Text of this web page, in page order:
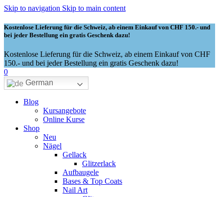
Skip to navigation Skip to main content
Kostenlose Lieferung für die Schweiz, ab einem Einkauf von CHF 150.- und
bei jeder Bestellung ein gratis Geschenk dazu!
Kostenlose Lieferung für die Schweiz, ab einem Einkauf von CHF
150.- und bei jeder Bestellung ein gratis Geschenk dazu!
0
German
Blog
Kursangebote
Online Kurse
Shop
Neu
Nägel
Gellack
Glitzerlack
Aufbaugele
Bases & Top Coats
Nail Art